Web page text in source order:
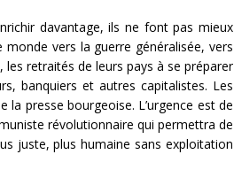
davantage, ils ne font pas mieux
vers la guerre généralisée, vers
retraités de leurs pays à se préparer
banquiers et autres capitalistes. Les
la presse bourgeoise. L’urgence est de
révolutionnaire qui permettra de
juste, plus humaine sans exploitation